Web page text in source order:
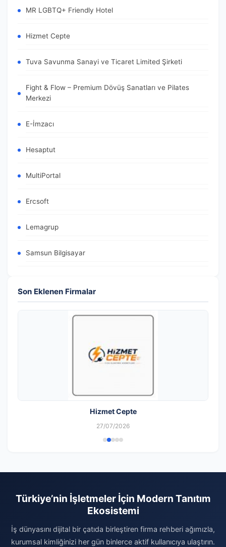
MR LGBTQ+ Friendly Hotel
Hizmet Cepte
Tuva Savunma Sanayi ve Ticaret Limited Şirketi
Fight & Flow – Premium Dövüş Sanatları ve Pilates
Merkezi
E-İmzacı
Hesaptut
MultiPortal
Ercsoft
Lemagrup
Samsun Bilgisayar
Son Eklenen Firmalar
Hizmet Cepte
27/07/2026
Türkiye’nin İşletmeler İçin Modern Tanıtım
Ekosistemi
İş dünyasını dijital bir çatıda birleştiren firma rehberi ağımızla,
kurumsal kimliğinizi her gün binlerce aktif kullanıcıya ulaştırın.